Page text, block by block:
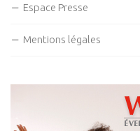
Espace Presse
Mentions légales